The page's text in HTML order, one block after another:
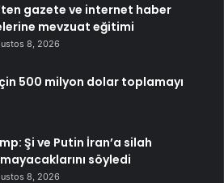
gazete ve internet haber
mevzuat eğitimi
8, 2026
500 milyon dolar toplamayı
Şi ve Putin İran’a silah
söyledi
8, 2026